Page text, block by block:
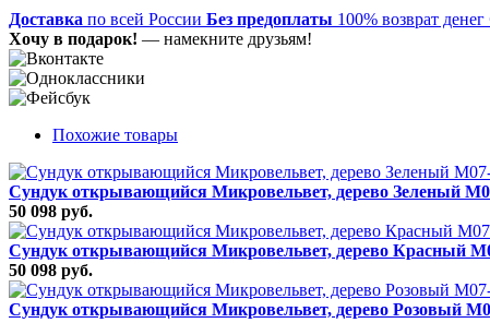
Доставка по всей России Без предоплаты 100% возврат денег
Хочу в подарок! — намекните друзьям!
Похожие товары
Сундук открывающийся Микровельвет, дерево Зеленый
50 098 руб.
Сундук открывающийся Микровельвет, дерево Красный
50 098 руб.
Сундук открывающийся Микровельвет, дерево Розовый